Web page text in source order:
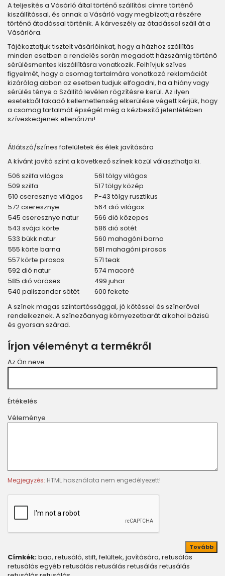
A teljesítés a Vásárló által történő szállítási címre történő
kiszállítással, és annak a Vásárló vagy megbízottja részére
történő átadással történik. A kárveszély az átadással száll át a
Vásárlóra.
Tájékoztatjuk tisztelt vásárlóinkat, hogy a házhoz szállítás
minden esetben a rendelés során megadott házszámig történő
sérülésmentes kiszállításra vonatkozik. Felhívjuk szíves
figyelmét, hogy a csomag tartalmára vonatkozó reklamációt
kizárólag abban az esetben tudjuk elfogadni, ha a hiány vagy
sérülés ténye a Szállító levélen rögzítésre kerül. Az ilyen
esetekből fakadó kellemetlenség elkerülése végett kérjük, hogy
a csomag tartalmát épségét még a kézbesítő jelenlétében
szíveskedjenek ellenőrizni!
Átlátszó/színes fafelületek és élek javítására
A kívánt javító színt a következő színek közül választhatja ki.
506 szilfa világos
561 tölgy világos
509 szilfa
517 tölgy közép
510 cseresznye világos
P-43 tölgy rusztikus
572 cseresznye
564 dió világos
545 cseresznye natur
566 dió közepes
543 svájci körte
586 dió sötét
533 bükk natur
560 mahagóni barna
555 körte barna
581 mahagóni pirosas
557 körte pirosas
571 teak
592 dió natur
574 macoré
585 dió vöröses
499 juhar
540 paliszander sötét
600 fekete
A színek magas színtartóssággal, jó kötéssel és színerővel
rendelkeznek. A színezőanyag környezetbarát alkohol bázisú
és gyorsan szárad.
Írjon véleményt a termékről
Az Ön neve
Értékelés
Véleménye
Megjegyzés: HTML használata nem engedélyezett!
Tovább
Címkék:bao, retusáló, stift,felültek, javítására, retusálás
retusálás egyéb retusálás retusálás retusálás retusálás